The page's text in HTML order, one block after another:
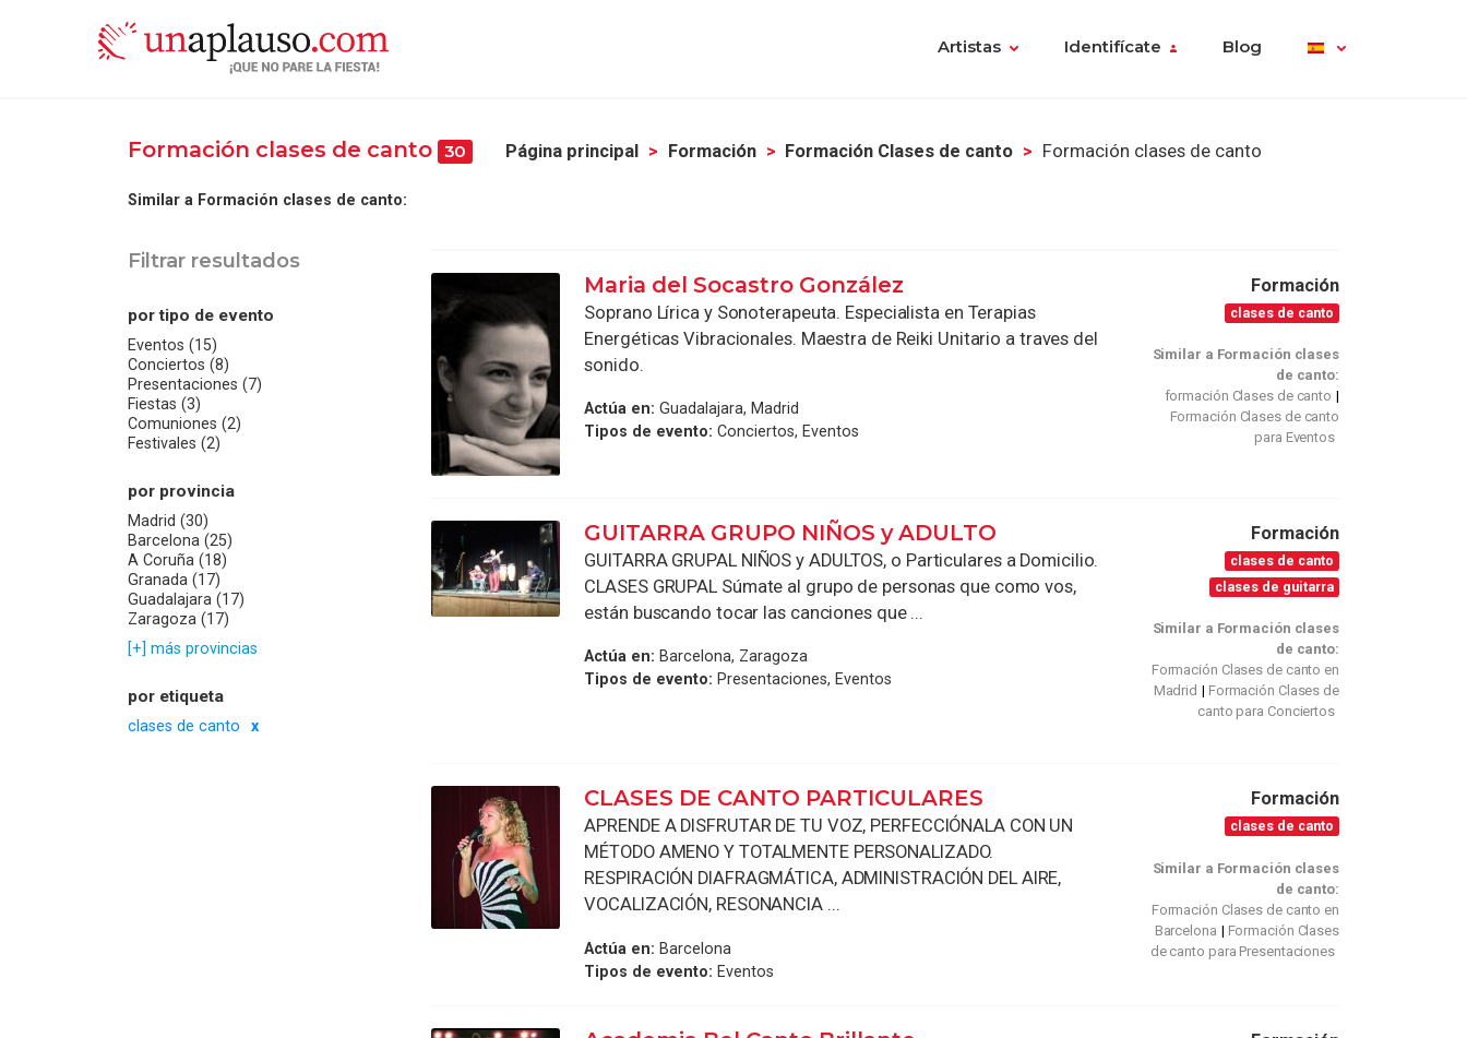
Artistas Identifícate Blog
Formación clases de canto 30 Página principal Formación Formación Clases de canto Formación clases de canto
Similar a Formación clases de canto:
Filtrar resultados
por tipo de evento
Eventos (15)
Conciertos (8)
Presentaciones (7)
Fiestas (3)
Comuniones (2)
Festivales (2)
por provincia
Madrid (30)
Barcelona (25)
A Coruña (18)
Granada (17)
Guadalajara (17)
Zaragoza (17)
[+] más provincias
por etiqueta
clases de canto
Maria del Socastro González
Soprano Lírica y Sonoterapeuta. Especialista en Terapias
Energéticas Vibracionales. Maestra de Reiki Unitario a traves del
sonido.
Actúa en: Guadalajara, Madrid
Tipos de evento: Conciertos, Eventos
Formación
clases de canto
Similar a Formación clases
de canto:
formación Clases de canto
Formación Clases de canto
para Eventos
GUITARRA GRUPO NIÑOS y ADULTO
GUITARRA GRUPAL NIÑOS y ADULTOS, o Particulares a Domicilio.
CLASES GRUPAL Súmate al grupo de personas que como vos,
están buscando tocar las canciones que ...
Actúa en: Barcelona, Zaragoza
Tipos de evento: Presentaciones, Eventos
Formación
clases de canto
clases de guitarra
Similar a Formación clases
de canto:
Formación Clases de canto en
Madrid
Formación Clases de
canto para Conciertos
CLASES DE CANTO PARTICULARES
APRENDE A DISFRUTAR DE TU VOZ, PERFECCIÓNALA CON UN
MÉTODO AMENO Y TOTALMENTE PERSONALIZADO.
RESPIRACIÓN DIAFRAGMÁTICA, ADMINISTRACIÓN DEL AIRE,
VOCALIZACIÓN, RESONANCIA ...
Actúa en: Barcelona
Tipos de evento: Eventos
Formación
clases de canto
Similar a Formación clases
de canto:
Formación Clases de canto en
Barcelona
Formación Clases
de canto para Presentaciones